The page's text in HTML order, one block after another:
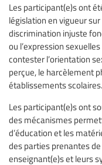
Les participant(e)s ont
législation en vigueur
discrimination injuste
ou l’expression
contester l’orientation
perçue, le harcèlement
établissements scolaires.
Les participant(e)s ont
des mécanismes
d’éducation et les
des parties prenantes
enseignant(e)s et leurs